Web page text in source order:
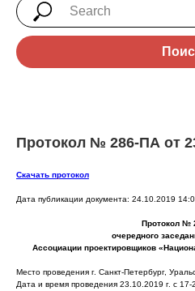
Протокол № 286-ПА от
Скачать протокол
Дата публикации документа: 24.10.2019
Протокол №
очередного
Ассоциации проектировщиков
Место проведения г. Санкт-Петербург,
Дата и время проведения 23.10.2019 г. с